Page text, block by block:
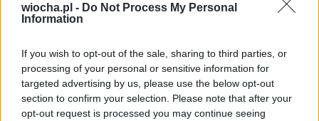
wiocha.pl - Do Not Process My Personal
Information
If you wish to opt-out of the sale, sharing to third parties, or
processing of your personal or sensitive information for
targeted advertising by us, please use the below opt-out
section to confirm your selection. Please note that after your
opt-out request is processed you may continue seeing